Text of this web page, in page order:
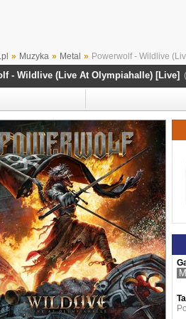
» Muzyka » Metal » Powerwolf - Wildlive
- Wildlive (Live At Olympiahalle) [Live]